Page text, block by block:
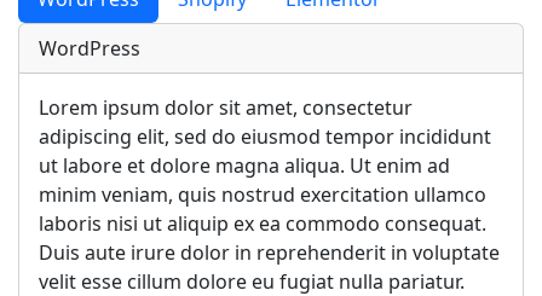
WordPress
Lorem ipsum dolor sit amet, consectetur
adipiscing elit, sed do eiusmod tempor incididunt
ut labore et dolore magna aliqua. Ut enim ad
minim veniam, quis nostrud exercitation ullamco
laboris nisi ut aliquip ex ea commodo consequat.
Duis aute irure dolor in reprehenderit in voluptate
velit esse cillum dolore eu fugiat nulla pariatur.